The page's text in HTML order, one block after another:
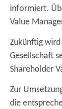
informiert.
Value
Zukünftig wird
Gesellschaft
Shareholder
Zur
die